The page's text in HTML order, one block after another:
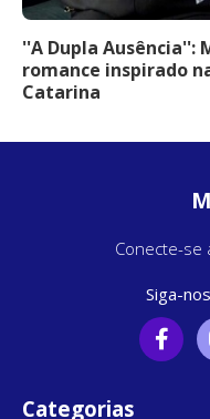
''A Dupla Ausência'':
romance inspirado
Catarina
Conecte-se
Siga-
Categorias